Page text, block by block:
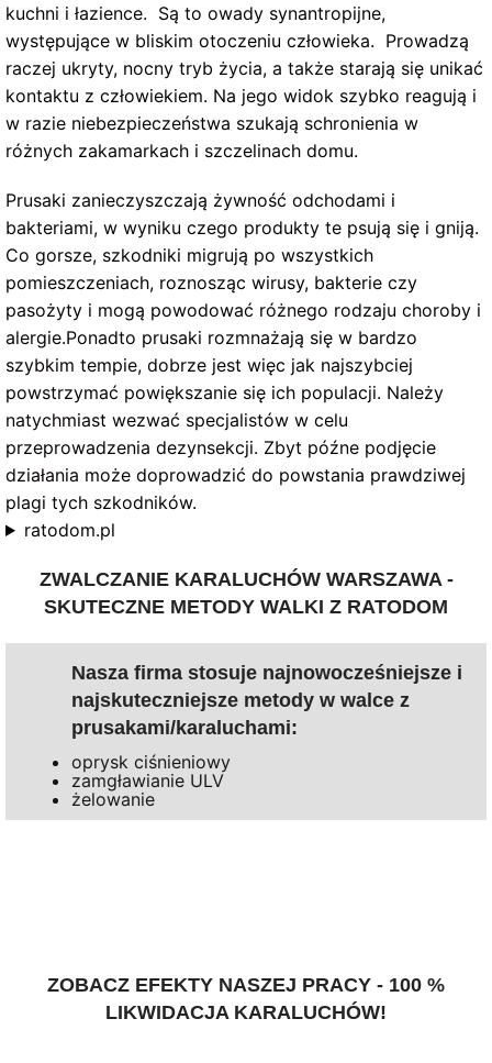
kuchni i łazience. Są to owady synantropijne,
występujące w bliskim otoczeniu człowieka. Prowadzą
raczej ukryty, nocny tryb życia, a także starają się unikać
kontaktu z człowiekiem. Na jego widok szybko reagują i
w razie niebezpieczeństwa szukają schronienia w
różnych zakamarkach i szczelinach domu.
Prusaki zanieczyszczają żywność odchodami i
bakteriami, w wyniku czego produkty te psują się i gniją.
Co gorsze, szkodniki migrują po wszystkich
pomieszczeniach, roznosząc wirusy, bakterie czy
pasożyty i mogą powodować różnego rodzaju choroby i
alergie.Ponadto prusaki rozmnażają się w bardzo
szybkim tempie, dobrze jest więc jak najszybciej
powstrzymać powiększanie się ich populacji. Należy
natychmiast wezwać specjalistów w celu
przeprowadzenia dezynsekcji. Zbyt późne podjęcie
działania może doprowadzić do powstania prawdziwej
plagi tych szkodników.
ratodom.pl
ZWALCZANIE KARALUCHÓW WARSZAWA -
SKUTECZNE METODY WALKI Z RATODOM
Nasza firma stosuje najnowocześniejsze i
najskuteczniejsze metody w walce z
prusakami/karaluchami:
oprysk ciśnieniowy
zamgławianie ULV
żelowanie
ZOBACZ EFEKTY NASZEJ PRACY - 100 %
LIKWIDACJA KARALUCHÓW!